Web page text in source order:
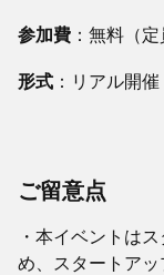
参加費 ：無料（
形式 ：リアル開
ご留意点
・本イベントは
め、スタートアッ